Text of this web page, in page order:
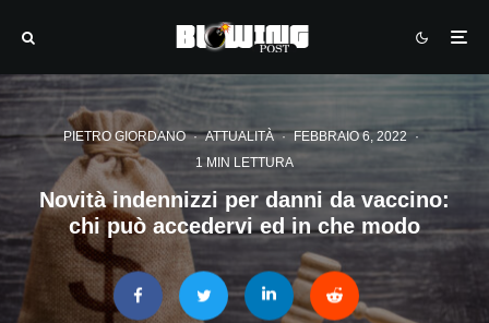
PIETRO GIORDANO · ATTUALITÀ · FEBBRAIO 6, 2022
·
1 MIN LETTURA
Novità indennizzi per danni da vaccino:
chi può accedervi ed in che modo